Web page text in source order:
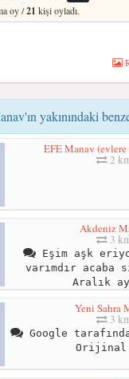
oy /21 kişi oyladı.
yakınındaki
EFE Manav (evlere
2
Akdeniz
3
Eşim aşk
varımdır acaba
Aralık
Yeni Sahra
3
Google